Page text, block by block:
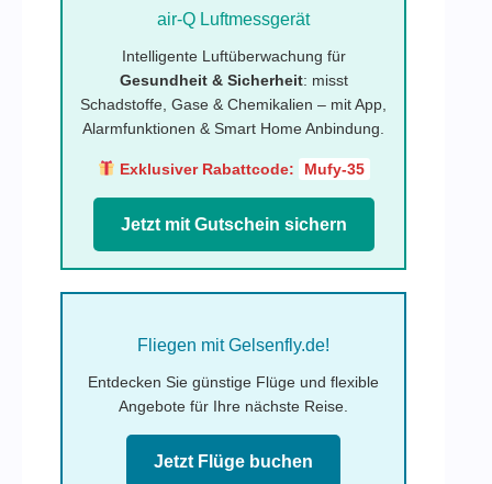
air-Q Luftmessgerät
Intelligente Luftüberwachung für
Gesundheit & Sicherheit: misst
Schadstoffe, Gase & Chemikalien – mit App,
Alarmfunktionen & Smart Home Anbindung.
Exklusiver Rabattcode: Mufy-35
Jetzt mit Gutschein sichern
Fliegen mit Gelsenfly.de!
Entdecken Sie günstige Flüge und flexible
Angebote für Ihre nächste Reise.
Jetzt Flüge buchen